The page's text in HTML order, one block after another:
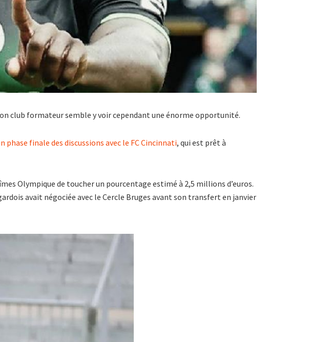
club formateur semble y voir cependant une énorme opportunité.
phase finale des discussions avec le FC Cincinnati, qui est prêt à
Olympique de toucher un pourcentage estimé à 2,5 millions d’euros.
avait négociée avec le Cercle Bruges avant son transfert en janvier